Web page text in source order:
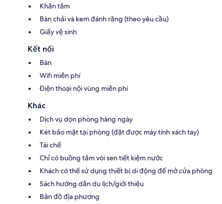
Khăn tắm
Bàn chải và kem đánh răng (theo yêu cầu)
Giấy vệ sinh
Kết nối
Bàn
Wifi miễn phí
Điện thoại nội vùng miễn phí
Khác
Dịch vụ dọn phòng hàng ngày
Két bảo mật tại phòng (đặt được máy tính xách tay)
Tái chế
Chỉ có buồng tắm vòi sen tiết kiệm nước
Khách có thể sử dụng thiết bị di động để mở cửa phòng
Sách hướng dẫn du lịch/giới thiệu
Bản đồ địa phương